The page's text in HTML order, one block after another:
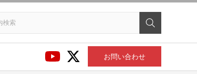
お問い合わせ